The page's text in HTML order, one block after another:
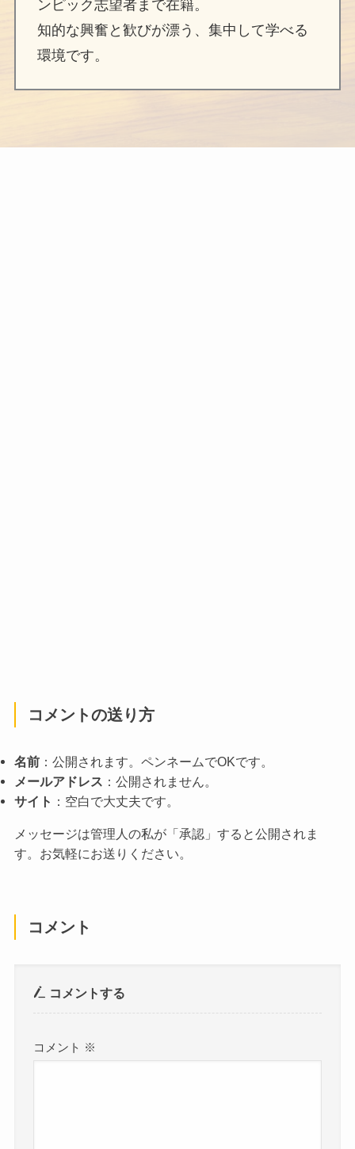
ンピック志望者まで在籍。
知的な興奮と歓びが漂う、集中して学べる
環境です。
コメントの送り方
名前：公開されます。ペンネームでOKです。
メールアドレス ：公開されません。
サイト ：空白で大丈夫です。
メッセージは管理人の私が「承認」すると公開されま
す。お気軽にお送りください。
コメント
コメントする
コメント ※